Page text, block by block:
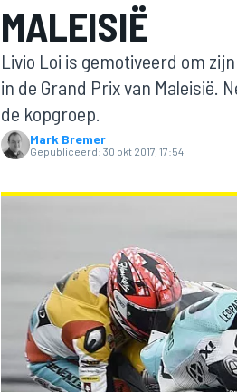
MOTOGP
MALEISIË
Livio Loi is gemotiveerd om
in de Grand Prix van Maleisië.
de kopgroep.
Mark Bremer
Gepubliceerd: 30 okt 2017, 17:54